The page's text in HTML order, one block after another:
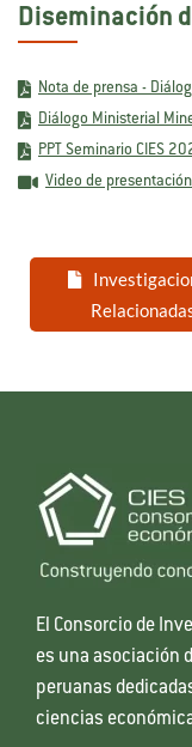
Diseminación
Nota de prensa -
Diálogo Ministerial
PPT Seminario CIES
Video de
El Consorcio de
es una asociación
peruanas
ciencias